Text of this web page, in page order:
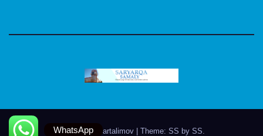
Theme by @artalimov Theme: SS by SS.
WhatsApp